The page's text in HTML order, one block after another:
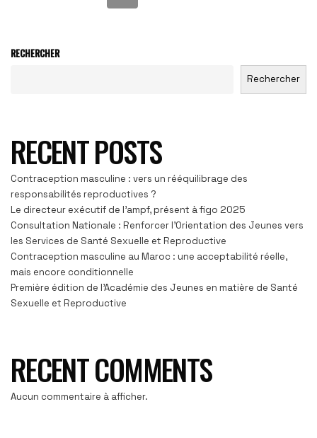
RECHERCHER
Rechercher
RECENT POSTS
Contraception masculine : vers un rééquilibrage des
responsabilités reproductives ?
Le directeur exécutif de l’ampf, présent à figo 2025
Consultation Nationale : Renforcer l’Orientation des Jeunes vers
les Services de Santé Sexuelle et Reproductive
Contraception masculine au Maroc : une acceptabilité réelle,
mais encore conditionnelle
Première édition de l’Académie des Jeunes en matière de Santé
Sexuelle et Reproductive
RECENT COMMENTS
Aucun commentaire à afficher.